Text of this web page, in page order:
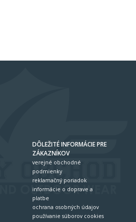
DÔLEŽITÉ INFORMÁCIE PRE
ZÁKAZNÍKOV
verejné obchodné
podmienky
reklamačný poriadok
informácie o doprave a
platbe
ochrana osobných údajov
používanie súborov cookies